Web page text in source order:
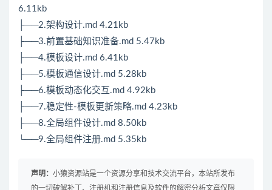
6.11kb
├──2.架构设计.md 4.21kb
├──3.前置基础知识准备.md 5.47kb
├──4.模板设计.md 6.41kb
├──5.模板通信设计.md 5.28kb
├──6.模板动态化交互.md 4.92kb
├──7.稳定性-模板更新策略.md 4.23kb
├──8.全局组件设计.md 8.50kb
└──9.全局组件注册.md 5.35kb
声明： 小猿资源站是一个资源分享和技术交流平台，本站所发布
的一切破解补丁、注册机和注册信息及软件的解密分析文章仅限